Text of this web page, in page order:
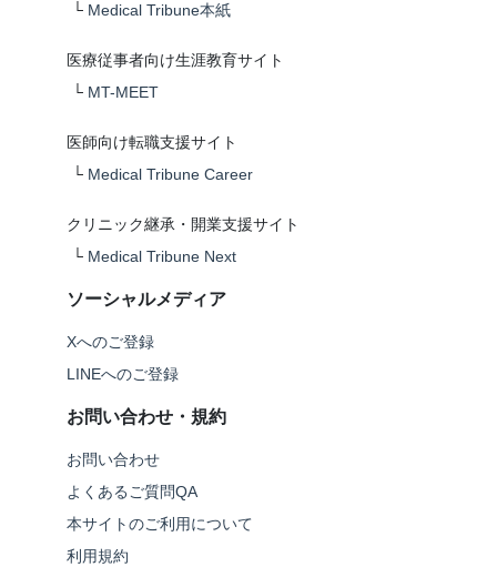
└ Medical Tribune本紙
医療従事者向け生涯教育サイト
└ MT-MEET
医師向け転職支援サイト
└ Medical Tribune Career
クリニック継承・開業支援サイト
└ Medical Tribune Next
ソーシャルメディア
Xへのご登録
LINEへのご登録
お問い合わせ・規約
お問い合わせ
よくあるご質問QA
本サイトのご利用について
利用規約